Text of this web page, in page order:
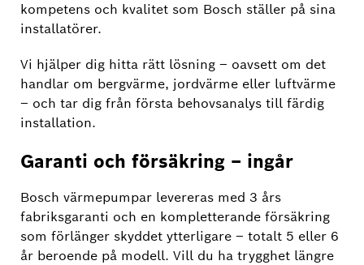
kompetens och kvalitet som Bosch ställer på sina
installatörer.
Vi hjälper dig hitta rätt lösning – oavsett om det
handlar om bergvärme, jordvärme eller luftvärme
– och tar dig från första behovsanalys till färdig
installation.
Garanti och försäkring – ingår
Bosch värmepumpar levereras med 3 års
fabriksgaranti och en kompletterande försäkring
som förlänger skyddet ytterligare – totalt 5 eller 6
år beroende på modell. Vill du ha trygghet längre